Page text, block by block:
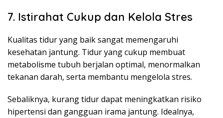
7. Istirahat Cukup dan Kelola Stres
Kualitas tidur yang baik sangat memengaruhi
kesehatan jantung. Tidur yang cukup membuat
metabolisme tubuh berjalan optimal, menormalkan
tekanan darah, serta membantu mengelola stres.
Sebaliknya, kurang tidur dapat meningkatkan risiko
hipertensi dan gangguan irama jantung. Idealnya,